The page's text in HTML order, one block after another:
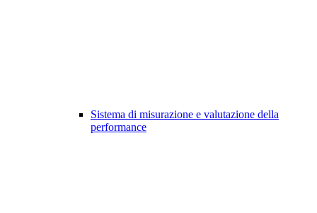
Sistema di misurazione e valutazione della
performance